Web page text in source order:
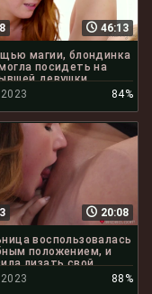
46:13
магии, блондинка
посидеть на
девушки
84%
20:08
воспользовалась
положением, и
лизать свой
88%